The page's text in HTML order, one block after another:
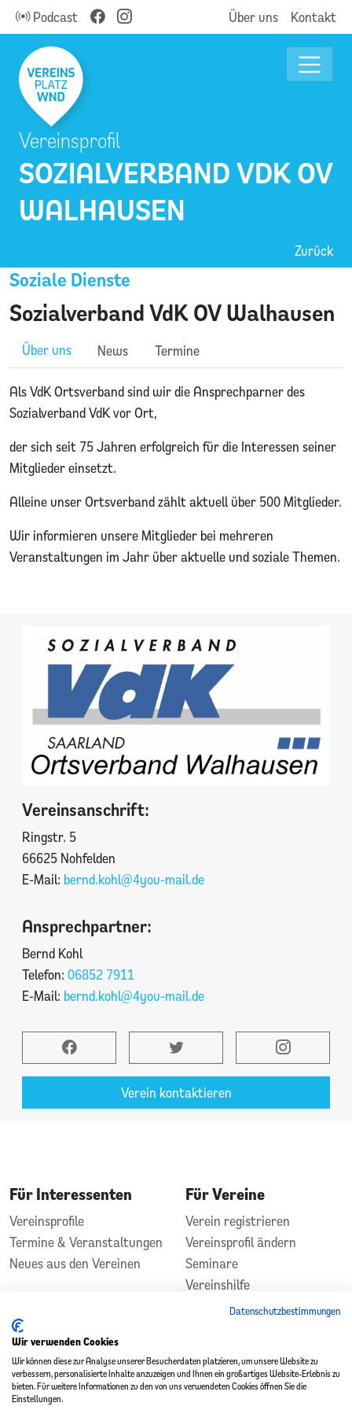
Podcast Über uns Kontakt
SOZIALVERBAND VDK OV
WALHAUSEN
Vereinsprofil
Zurück
Sozialverband VdK OV Walhausen
Soziale Dienste
Über uns News Termine
Als VdK Ortsverband sind wir die Ansprechparner des
Sozialverband VdK vor Ort,
der sich seit 75 Jahren erfolgreich für die Interessen seiner
Mitglieder einsetzt.
Alleine unser Ortsverband zählt aktuell über 500 Mitglieder.
Wir informieren unsere Mitglieder bei mehreren
Veranstaltungen im Jahr über aktuelle und soziale Themen.
Vereinsanschrift:
Ringstr. 5
66625 Nohfelden
E-Mail: bernd.kohl@4you-mail.de
Ansprechpartner:
Bernd Kohl
Telefon: 06852 7911
E-Mail: bernd.kohl@4you-mail.de
Verein kontaktieren
Für Interessenten
Vereinsprofile
Termine & Veranstaltungen
Neues aus den Vereinen
Für Vereine
Verein registrieren
Vereinsprofil ändern
Seminare
Vereinshilfe
Kontakt
In Zusammenarbeit
Datenschutzbestimmungen
Wir verwenden Cookies
Wir können diese zur Analyse unserer Besucherdaten platzieren, um unsere Website zu
verbessern, personalisierte Inhalte anzuzeigen und Ihnen ein großartiges Website-Erlebnis zu
bieten. Für weitere Informationen zu den von uns verwendeten Cookies öffnen Sie die
Einstellungen.